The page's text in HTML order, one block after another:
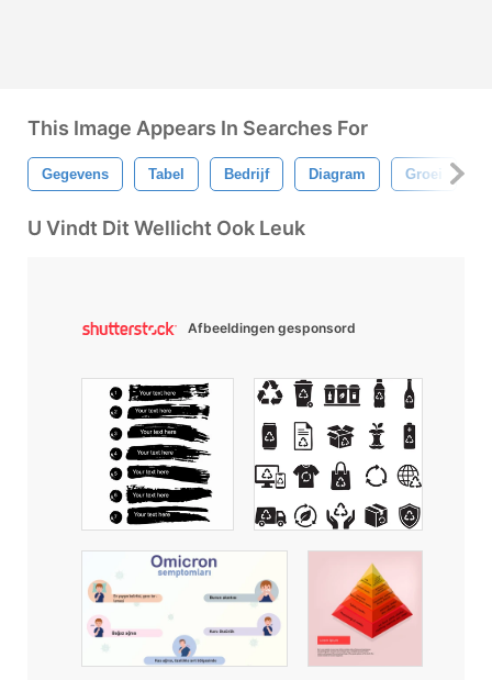
This Image Appears In Searches For
Gegevens Tabel Bedrijf Diagram Groei
U Vindt Dit Wellicht Ook Leuk
Afbeeldingen gesponsord